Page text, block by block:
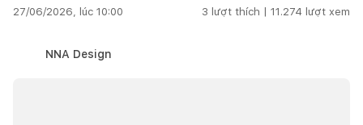
27/06/2026, lúc 10:00 3 lượt thích | 11.274 lượt xem
NNA Design